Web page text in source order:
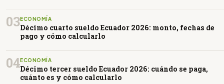
03ECONOMÍA
Décimo cuarto sueldo Ecuador 2026: monto, fechas de
pago y cómo calcularlo
04ECONOMÍA
Décimo tercer sueldo Ecuador 2026: cuándo se paga,
cuánto es y cómo calcularlo